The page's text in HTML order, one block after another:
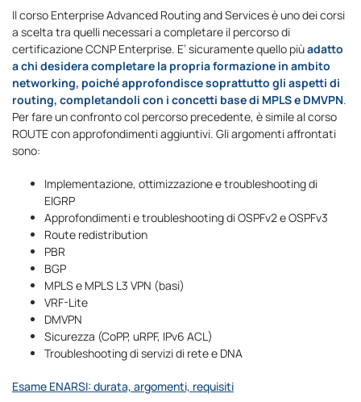
Il corso Enterprise Advanced Routing and Services è uno dei corsi
a scelta tra quelli necessari a completare il percorso di
certificazione CCNP Enterprise. E’ sicuramente quello piùadatto
a chi desidera completare la propria formazione in ambito
networking, poiché approfondisce soprattutto gli aspetti di
routing, completandoli con i concetti base di MPLS e DMVPN.
Per fare un confronto col percorso precedente, è simile al corso
ROUTE con approfondimenti aggiuntivi. Gli argomenti affrontati
sono:
Implementazione, ottimizzazione e troubleshooting di
EIGRP
Approfondimenti e troubleshooting di OSPFv2 e OSPFv3
Route redistribution
PBR
BGP
MPLS e MPLS L3 VPN (basi)
VRF-Lite
DMVPN
Sicurezza (CoPP, uRPF, IPv6 ACL)
Troubleshooting di servizi di rete e DNA
Esame ENARSI: durata, argomenti, requisiti